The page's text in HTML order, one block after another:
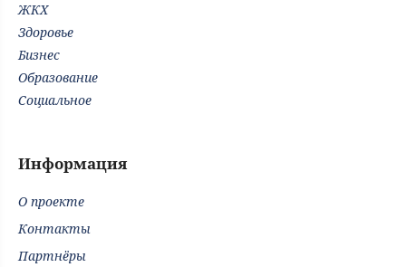
ЖКХ
Здоровье
Бизнес
Образование
Социальное
Информация
О проекте
Контакты
Партнёры